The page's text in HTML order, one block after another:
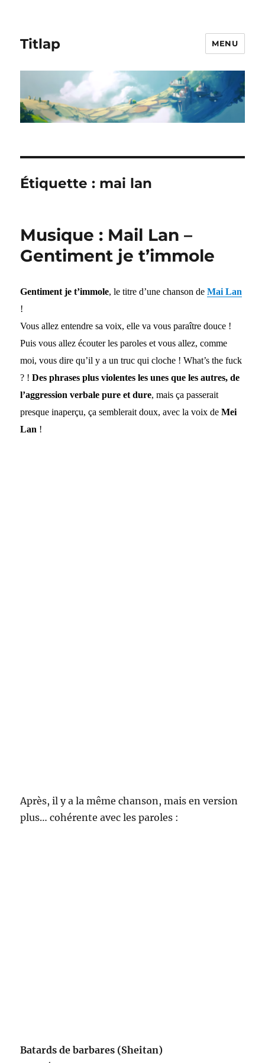
Titlap MENU
Étiquette : mai lan
Musique : Mail Lan –
Gentiment je t’immole
Gentiment je t’immole, le titre d’une chanson deMai Lan
!
Vous allez entendre sa voix, elle va vous paraître douce !
Puis vous allez écouter les paroles et vous allez, comme
moi, vous dire qu’il y a un truc qui cloche ! What’s the fuck
? !Des phrases plus violentes les unes que les autres, de
l’aggression verbale pure et dure, mais ça passerait
presque inaperçu, ça semblerait doux, avec la voix deMei
Lan !
Après, il y a la même chanson, mais en version
plus… cohérente avec les paroles :
Batards de barbares (Sheitan)